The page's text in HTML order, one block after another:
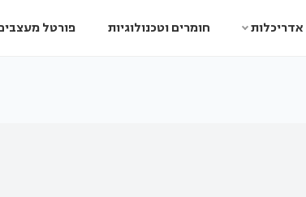
אדריכלות חומרים וטכנולוגיות פורטל